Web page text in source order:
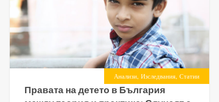
Анализи, Изследвания, Статии
Правата на детето в България